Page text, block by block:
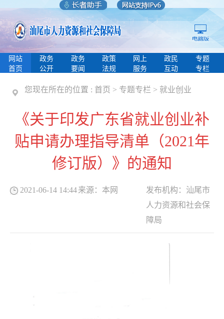
网站
首页
政务
公开
政务
要闻
政策
法规
网上
服务
政民
互动
专题
专栏
您现在所在的位置 : 首页 > 专题专栏 > 就业创业
《关于印发广东省就业创业补
贴申请办理指导清单（2021年
修订版）》的通知
2021-06-14 14:44来源： 本网 发布机构： 汕尾市
人力资源和社会保
障局